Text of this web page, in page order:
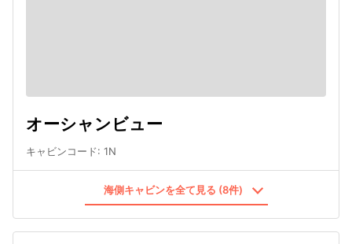
オーシャンビュー
キャビンコード: 1N
海側キャビンを全て見る (8件)